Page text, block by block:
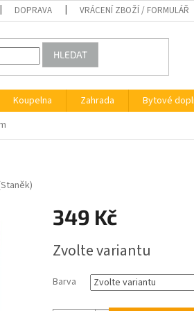
DOPRAVA VRÁCENÍ ZBOŽÍ / FORMULÁŘ
HLEDAT
Koupelna Zahrada Bytové
349 Kč
cena:
Zvolte variantu
Barva